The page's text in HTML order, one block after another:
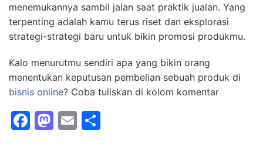
menemukannya sambil jalan saat praktik jualan. Yang
terpenting adalah kamu terus riset dan eksplorasi
strategi-strategi baru untuk bikin promosi produkmu.
Kalo menurutmu sendiri apa yang bikin orang
menentukan keputusan pembelian sebuah produk di
bisnis online? Coba tuliskan di kolom komentar
F
M E